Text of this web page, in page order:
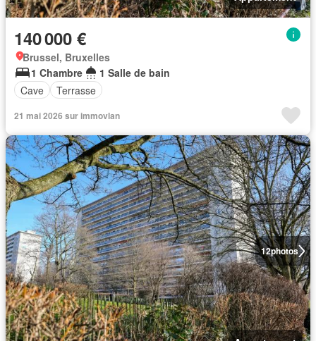
140 000 €
Brussel, Bruxelles
1 Chambre
1 Salle de bain
Cave
Terrasse
21 mai 2026 sur immovlan
12photos